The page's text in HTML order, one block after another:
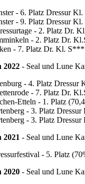
- 6. Platz Dressur
- 9. Platz Dressur
- 2. Platz Dr.
- 2. Platz Dr.
- 7. Platz Dr. Kl.
2022 - Seal und Lune
- 4. Platz
- 7. Platz Dr.
Etteln - 1. Platz
- 3. Platz
- 3. Platz
2021 - Seal und Lune
- 5. Platz
2020 - Seal und Lune